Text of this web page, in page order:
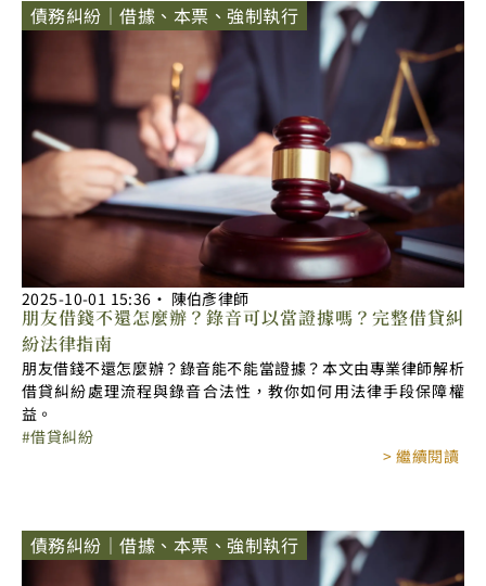
債務糾紛｜借據、本票、強制執行
2025-10-01 15:36 ‧ 陳伯彥律師
朋友借錢不還怎麼辦？錄音可以當證據嗎？完整借貸糾
紛法律指南
朋友借錢不還怎麼辦？錄音能不能當證據？本文由專業律師解析
借貸糾紛處理流程與錄音合法性，教你如何用法律手段保障權
益。
借貸糾紛
> 繼續閱讀
債務糾紛｜借據、本票、強制執行